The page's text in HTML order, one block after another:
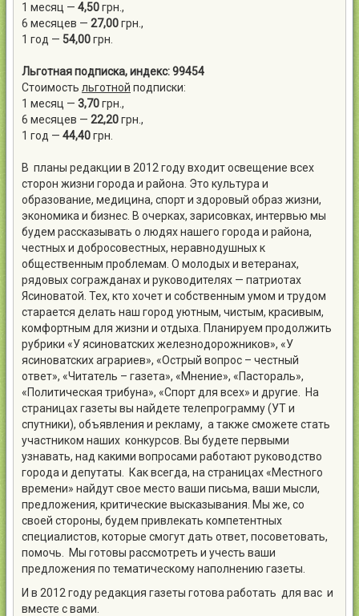
1 месяц — 4,50грн.,
6 месяцев — 27,00грн.,
1 год — 54,00грн.
Льготная подписка, индекс: 99454
Стоимость льготной подписки:
1 месяц — 3,70грн.,
6 месяцев — 22,20грн.,
1 год — 44,40грн.
В планы редакции в 2012 году входит освещение всех
сторон жизни города и района. Это культура и
образование, медицина, спорт и здоровый образ жизни,
экономика и бизнес. В очерках, зарисовках, интервью мы
будем рассказывать о людях нашего города и района,
честных и добросовестных, неравнодушных к
общественным проблемам. О молодых и ветеранах,
рядовых согражданах и руководителях — патриотах
Ясиноватой. Тех, кто хочет и собственным умом и трудом
старается делать наш город уютным, чистым, красивым,
комфортным для жизни и отдыха. Планируем продолжить
рубрики «У ясиноватских железнодорожников», «У
ясиноватских аграриев», «Острый вопрос – честный
ответ», «Читатель – газета», «Мнение», «Пастораль»,
«Политическая трибуна», «Спорт для всех» и другие. На
страницах газеты вы найдете телепрограмму (УТ и
спутники), объявления и рекламу, а также сможете стать
участником наших конкурсов. Вы будете первыми
узнавать, над какими вопросами работают руководство
города и депутаты. Как всегда, на страницах «Местного
времени» найдут свое место ваши письма, ваши мысли,
предложения, критические высказывания. Мы же, со
своей стороны, будем привлекать компетентных
специалистов, которые смогут дать ответ, посоветовать,
помочь. Мы готовы рассмотреть и учесть ваши
предложения по тематическому наполнению газеты.
И в 2012 году редакция газеты готова работать для вас и
вместе с вами.